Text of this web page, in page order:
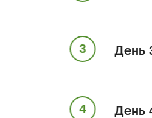
3 День
4 День